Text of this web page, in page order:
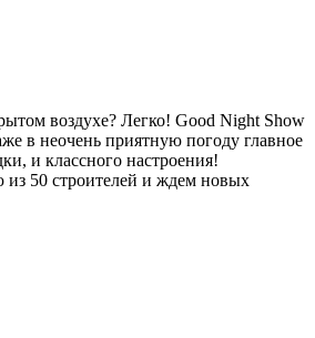
воздухе? Легко! Good Night Show
в неочень приятную погоду главное
и классного настроения!
из 50 строителей и ждем новых